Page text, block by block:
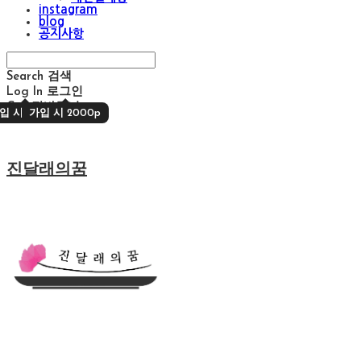
instagram
blog
공지사항
Search 검색
Log In
시 2000p
로그인
가입 시 2000p
Cart장바구니
진달래의꿈